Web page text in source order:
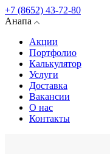
+7 (8652) 43-72-80
Анапа
Акции
Портфолио
Калькулятор
Услуги
Доставка
Вакансии
О нас
Контакты